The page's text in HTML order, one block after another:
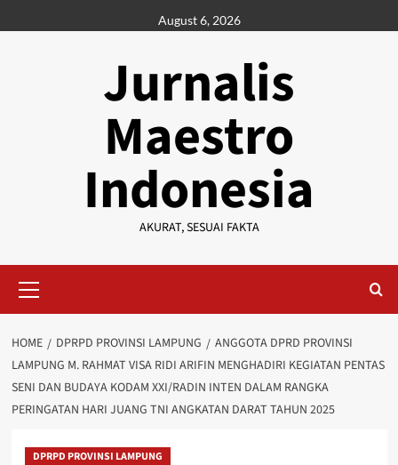
to
August 6, 2026
Jurnalis
Maestro
Indonesia
AKURAT, SESUAI FAKTA
Menu
HOME DPRPD PROVINSI LAMPUNG
ANGGOTA DPRD PROVINSI
LAMPUNG M. RAHMAT VISA RIDI ARIFIN MENGHADIRI KEGIATAN PENTAS
SENI DAN BUDAYA KODAM XXI/RADIN INTEN DALAM RANGKA
PERINGATAN HARI JUANG TNI ANGKATAN DARAT TAHUN 2025
DPRPD PROVINSI LAMPUNG